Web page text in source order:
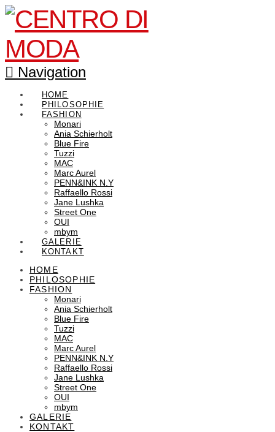
Navigation
HOME
PHILOSOPHIE
FASHION
Monari
Ania Schierholt
Blue Fire
Tuzzi
MAC
Marc Aurel
PENN&INK N.Y
Raffaello Rossi
Jane Lushka
Street One
OUI
mbym
GALERIE
KONTAKT
HOME
PHILOSOPHIE
FASHION
Monari
Ania Schierholt
Blue Fire
Tuzzi
MAC
Marc Aurel
PENN&INK N.Y
Raffaello Rossi
Jane Lushka
Street One
OUI
mbym
GALERIE
KONTAKT